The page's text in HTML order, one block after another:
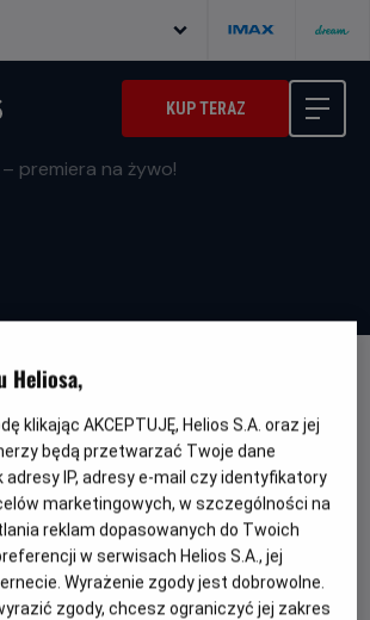
KUP TERAZ
NAPISY
łabędzie – premiera na
Gatunek
Minimalny
wiek
Od 10 lat
trwania
min
Kraj
i
rok
produkcji
Wielka Brytania (2024)
Heliosa,
klikając AKCEPTUJĘ, Helios S.A. oraz jej
będą przetwarzać Twoje dane
adresy IP, adresy e-mail czy identyfikatory
marketingowych, w szczególności na
reklam dopasowanych do Twoich
w serwisach Helios S.A., jej
Wyrażenie zgody jest dobrowolne.
zgody, chcesz ograniczyć jej zakres